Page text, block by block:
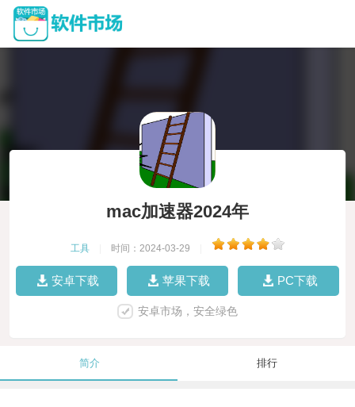
mac加速器2024年
工具 时间：2024-03-29
安卓下载 苹果下载 PC下载
安卓市场，安全绿色
简介 排行